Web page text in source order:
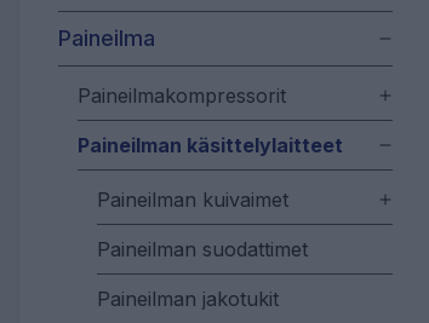
Paineilma
Paineilmakompressorit
Paineilman käsittelylaitteet
Paineilman kuivaimet
Paineilman suodattimet
Paineilman jakotukit